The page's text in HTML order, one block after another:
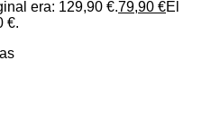
era: 129,90 €.79,90 €El
€.